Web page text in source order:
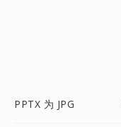
PPTX 为 JPG